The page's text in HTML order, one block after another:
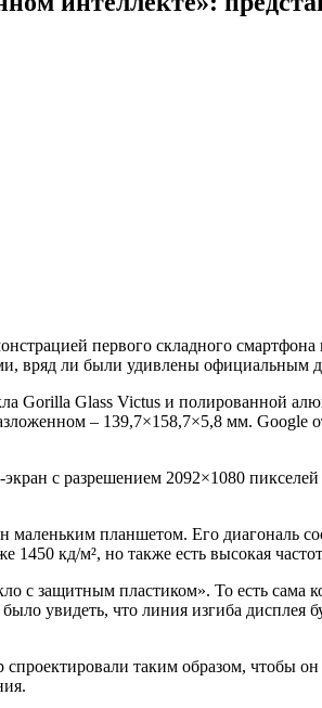
первого складного
вряд ли были удивлены официальным
Gorilla Glass Victus и полированной
– 139,7×158,7×5,8 мм. Google
с разрешением 2092×1080
планшетом. Его диагональ
1450 кд/м², но также есть высокая
с защитным пластиком». То есть сама
увидеть, что линия изгиба дисплея
таким образом, чтобы